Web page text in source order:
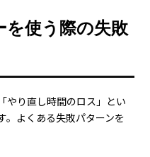
を使う際の失敗
やり直し時間のロス」とい
。よくある失敗パターンを